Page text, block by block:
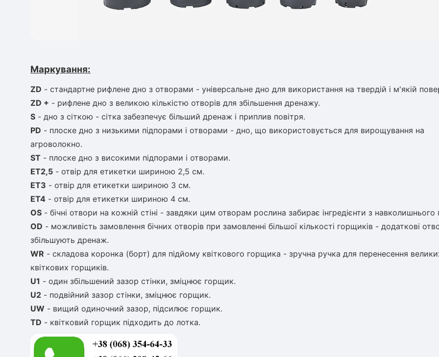
Маркування:
ZD - стандартне рифлене дно з отворами - універсальне дно для використання на твердій і м'якій
ZD + - рифлене дно з великою кількістю отворів для збільшення дренажу.
S - дно з сіткою - сітка забезпечує більший дренаж і приплив повітря.
PD - плоске дно з низькими підпорами і отворами - дно, що використовується для вирощування на
агроволокно.
ST - плоске дно з високими підпорами і отворами.
ET2,5 - отвір для етикетки шириною 2,5 см.
ET3 - отвір для етикетки шириною 3 см.
ET4 - отвір для етикетки шириною 4 см.
OS - бічні отвори на кожній стіні - завдяки цим отворам рослина забирає інгредієнти з навколишнього
OD - можливість замовлення бічних отворів при замовленні більшої кількості горщиків - додаткові
збільшують дренаж.
WR - складова коронка (борт) для підйому квіткового горщика - зручна ручка для перенесення
квіткових горщиків.
U1 - один збільшений зазор стінки, зміцнює горщик.
U2 - подвійний зазор стінки, зміцнює горщик.
UW - вищий одиночний зазор, підсилює горщик.
TD - квітковий горщик підходить до лотка.